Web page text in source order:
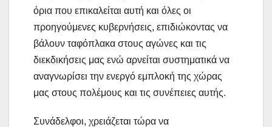
όρια που επικαλείται αυτή και όλες οι
προηγούμενες κυβερνήσεις, επιδιώκοντας να
βάλουν ταφόπλακα στους αγώνες και τις
διεκδικήσεις μας ενώ αρνείται συστηματικά να
αναγνωρίσει την ενεργό εμπλοκή της χώρας
μας στους πολέμους και τις συνέπειες αυτής.
Συνάδελφοι, χρειάζεται τώρα να